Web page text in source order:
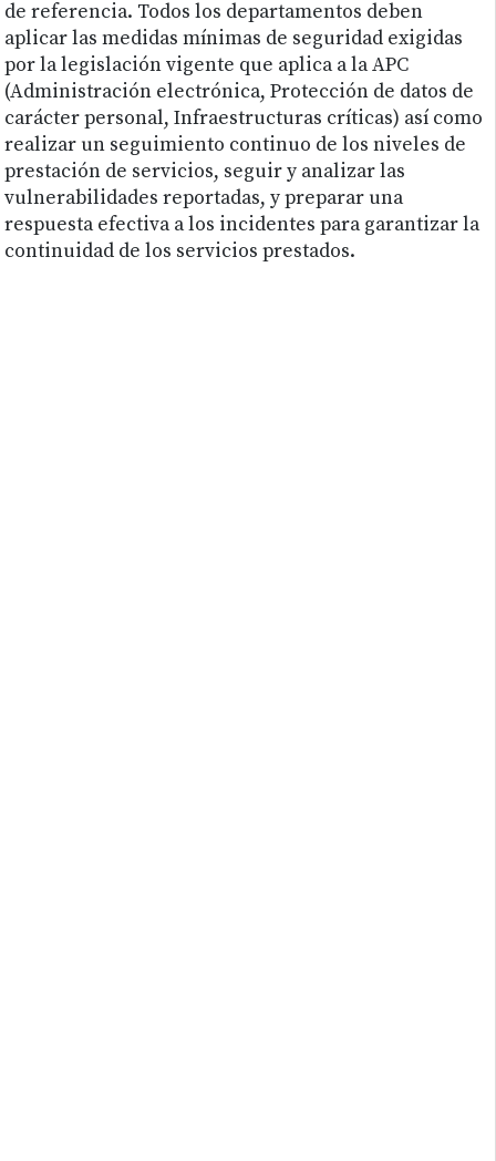
de referencia. Todos los departamentos deben
aplicar las medidas mínimas de seguridad exigidas
por la legislación vigente que aplica a la APC
(Administración electrónica, Protección de datos de
carácter personal, Infraestructuras críticas) así como
realizar un seguimiento continuo de los niveles de
prestación de servicios, seguir y analizar las
vulnerabilidades reportadas, y preparar una
respuesta efectiva a los incidentes para garantizar la
continuidad de los servicios prestados.